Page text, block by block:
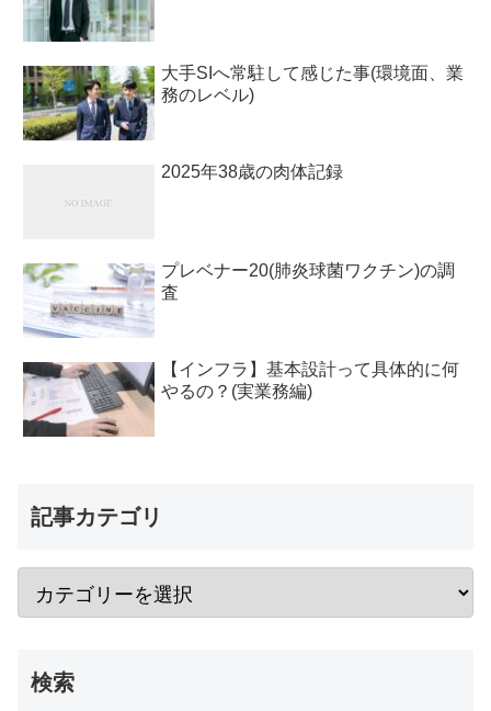
大手SIへ常駐して感じた事(環境面、業
務のレベル)
2025年38歳の肉体記録
プレベナー20(肺炎球菌ワクチン)の調
査
【インフラ】基本設計って具体的に何
やるの？(実業務編)
記事カテゴリ
検索